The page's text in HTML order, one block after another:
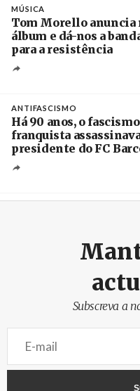
MÚSICA
Tom Morello anuncia
álbum e dá-nos a
para a resistência
ANTIFASCISMO
Há 90 anos, o fascismo
franquista
presidente do FC
Subscreva a